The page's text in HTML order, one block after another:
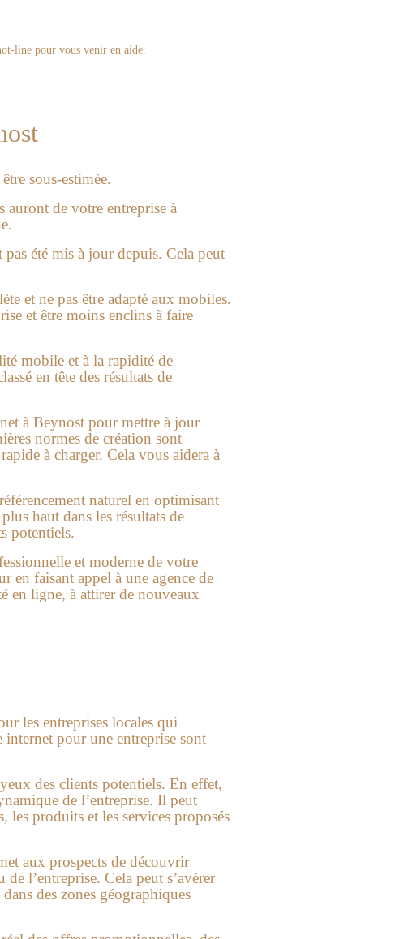
line pour vous venir en aide.
sous-estimée.
auront de votre entreprise à
été mis à jour depuis. Cela peut
et ne pas être adapté aux mobiles.
et être moins enclins à faire
mobile et à la rapidité de
en tête des résultats de
à Beynost pour mettre à jour
normes de création sont
à charger. Cela vous aidera à
naturel en optimisant
haut dans les résultats de
potentiels.
et moderne de votre
en faisant appel à une agence de
en ligne, à attirer de nouveaux
les entreprises locales qui
internet pour une entreprise sont
des clients potentiels. En effet,
de l’entreprise. Il peut
les produits et les services proposés
aux prospects de découvrir
l’entreprise. Cela peut s’avérer
des zones géographiques